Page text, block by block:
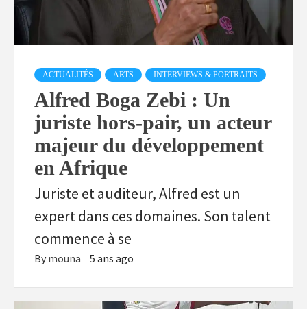
ACTUALITÉS ARTS INTERVIEWS & PORTRAITS
Alfred Boga Zebi : Un
juriste hors-pair, un acteur
majeur du développement
en Afrique
Juriste et auditeur, Alfred est un
expert dans ces domaines. Son talent
commence à se
By mouna 5 ans ago